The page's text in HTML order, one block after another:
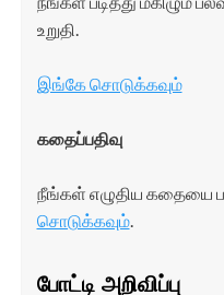
உறுதி.
இங்கே சொடுக்கவும்
கதைப்பதிவு
நீங்கள் எழுதிய கதையை
சொடுக்கவும்.
போட்டி அறிவிப்பு